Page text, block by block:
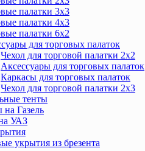
палатки 3х3
палатки 4х3
палатки 6х2
для торговых палаток
Чехол для торговой палатки 2х2
Аксессуары для торговых палаток
Каркасы для торговых палаток
Чехол для торговой палатки 2х3
тенты
на Газель
УАЗ
укрытия из брезента